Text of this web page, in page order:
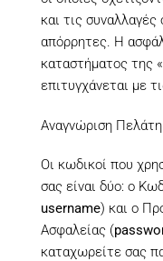
και τις συναλλαγές
απόρρητες. Η
καταστήματος της «
επιτυγχάνεται με
Αναγνώριση Πελάτη
Οι κωδικοί που
σας είναι δύο: ο
username) και ο
Ασφαλείας (
καταχωρείτε σας